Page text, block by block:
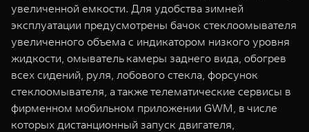
увеличенной емкости. Для удобства зимней
эксплуатации предусмотрены бачок стеклоомывателя
увеличенного объема с индикатором низкого уровня
жидкости, омыватель камеры заднего вида, обогрев
всех сидений, руля, лобового стекла, форсунок
стеклоомывателя, а также телематические сервисы в
фирменном мобильном приложении GWM, в числе
которых дистанционный запуск двигателя,